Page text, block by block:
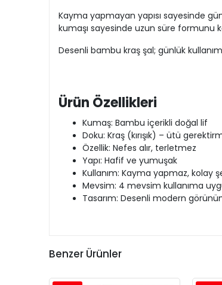
Kayma yapmayan yapısı sayesinde
kumaşı sayesinde uzun süre
Desenli bambu kraş şal; günlük
Ürün Özellikleri
Kumaş: Bambu içerikli doğal lif
Doku: Kraş (kırışık) – ütü
Özellik: Nefes alır, terletmez
Yapı: Hafif ve yumuşak
Kullanım: Kayma yapmaz, kolay
Mevsim: 4 mevsim kullanıma
Tasarım: Desenli modern
Benzer Ürünler